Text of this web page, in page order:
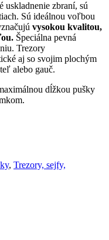
uskladnenie zbraní, sú
Sú ideálnou voľbou
vysokou kvalitou,
Špeciálna pevná
Trezory
aj so svojim plochým
alebo gauč.
dĺžkou pušky
, Trezory, sejfy,